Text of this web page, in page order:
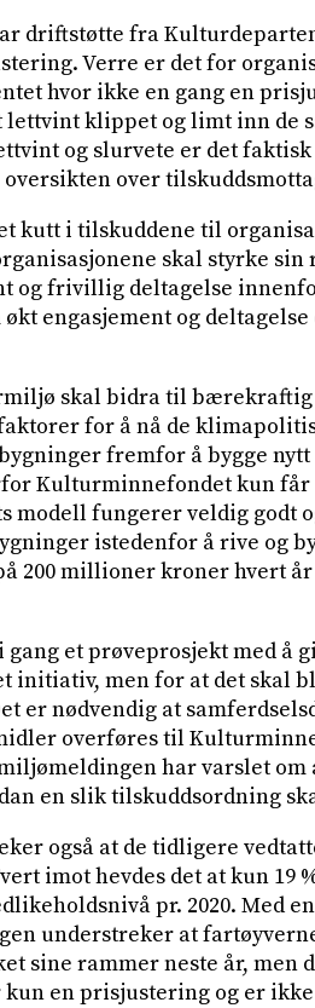
driftstøtte fra
Verre er det for
hvor ikke en gang en
klippet og limt inn de
og slurvete er det
over
kutt i tilskuddene til
skal styrke sin
og frivillig deltagelse
engasjement og
skal bidra til
for å nå de
fremfor å bygge
Kulturminnefondet kun
modell fungerer veldig godt
istedenfor å rive og
200 millioner kroner hvert
et prøveprosjekt med å
men for at det skal
er nødvendig at
overføres til
har varslet om
en slik tilskuddsordning
også at de tidligere
imot hevdes det at kun 19
pr. 2020. Med
understreker at
sine rammer neste år, men
en prisjustering og er